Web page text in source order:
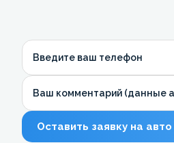
Введите ваш телефон
Ваш комментарий (данные
Оставить заявку на авто